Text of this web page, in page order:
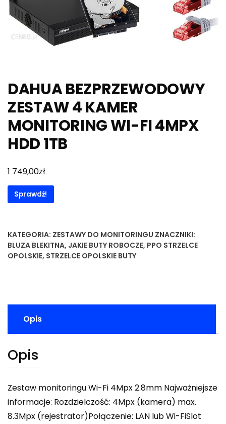
DAHUA BEZPRZEWODOWY
ZESTAW 4 KAMER
MONITORING WI-FI 4MPX
HDD 1TB
1 749,00zł
Sprawdź!
KATEGORIA: ZESTAWY DO MONITORINGU ZNACZNIKI:
BLUZA BLEKITNA, JAKIE BUTY ROBOCZE, PPO STRZELCE
OPOLSKIE, STRZELCE OPOLSKIE BUTY
Opis
Opis
Zestaw monitoringu Wi-Fi 4Mpx 2.8mm Najważniejsze
informacje: Rozdzielczość: 4Mpx (kamera) max.
8.3Mpx (rejestrator)Połączenie: LAN lub Wi-FiSlot